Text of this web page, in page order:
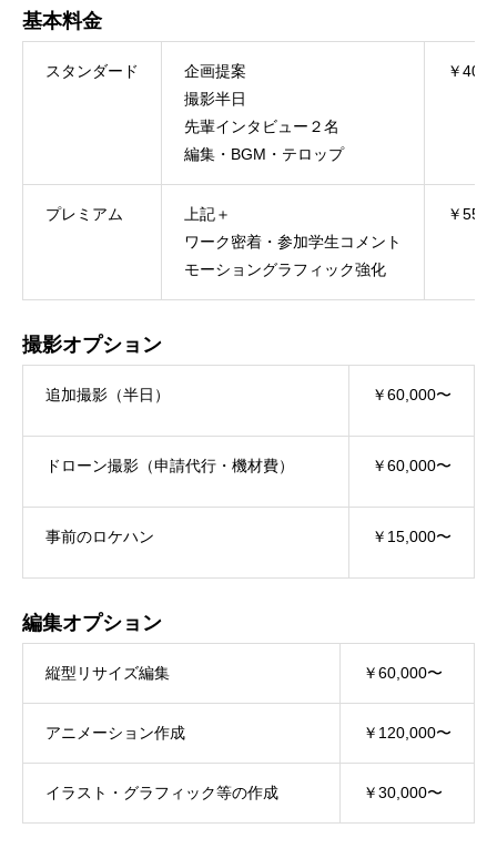
基本料金
スタンダード
企画提案
撮影半日
先輩インタビュー２名
編集・BGM・テロップ
￥
プレミアム
上記＋
ワーク密着・参加学生コメント
モーショングラフィック強化
￥
撮影オプション
追加撮影（半日） ￥60,000〜
ドローン撮影（申請代行・機材費） ￥60,000〜
事前のロケハン ￥15,000〜
編集オプション
縦型リサイズ編集 ￥60,000〜
アニメーション作成 ￥120,000〜
イラスト・グラフィック等の作成 ￥30,000〜